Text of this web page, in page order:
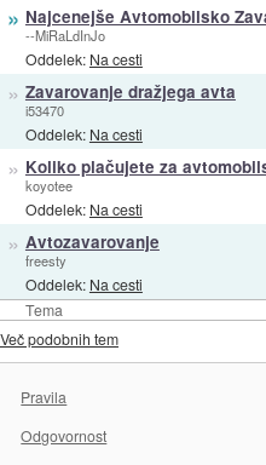
Tema
» Najcenejše Avtomobilsko
--MiRaLdInJo
Oddelek: Na cesti
» Zavarovanje dražjega avta
i53470
Oddelek: Na cesti
» Koliko plačujete za
koyotee
Oddelek: Na cesti
» Avtozavarovanje
freesty
Oddelek: Na cesti
Več podobnih tem
Pravila
Odgovornost